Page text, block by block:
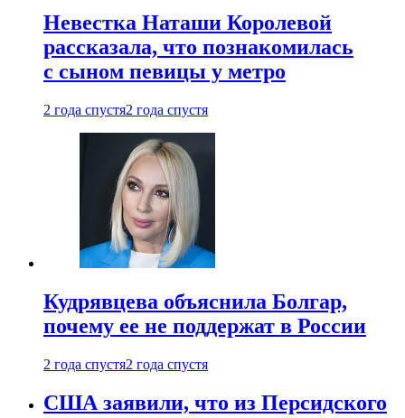
Невестка Наташи Королевой
рассказала, что познакомилась
с сыном певицы у метро
2 года спустя2 года спустя
Кудрявцева объяснила Болгар,
почему ее не поддержат в России
2 года спустя2 года спустя
США заявили, что из Персидского